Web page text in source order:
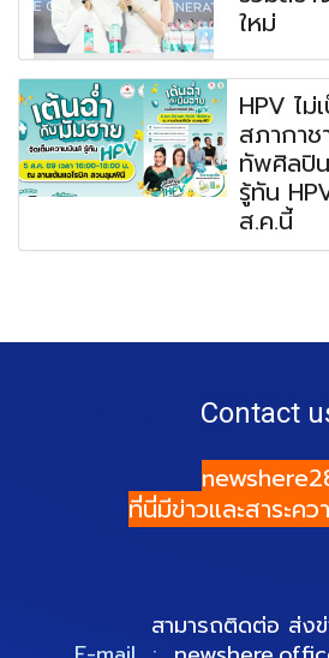
ใหม่
HPV ไม่
สภากา
ทัพศิลปิ
รู้ทัน
ส.ค.นี้
Contact
ที่นี่มีข่าวและสาระคว
สามารถติดต่อ ส่ง